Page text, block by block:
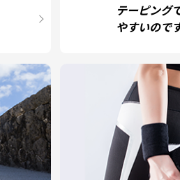
テーピング
やすいので